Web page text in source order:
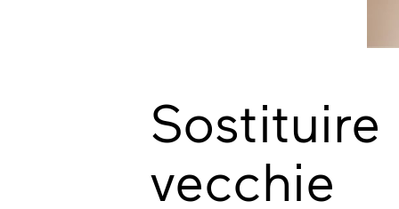
Sostituire
vecchie